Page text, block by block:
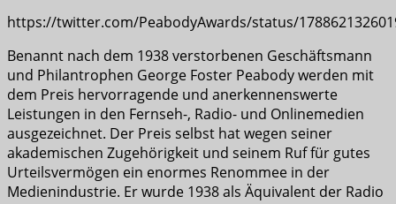
https://twitter.com/PeabodyAwards/status/
Benannt nach dem 1938 verstorbenen Geschäftsmann
und Philantrophen George Foster Peabody werden mit
dem Preis hervorragende und anerkennenswerte
Leistungen in den Fernseh-, Radio- und Onlinemedien
ausgezeichnet. Der Preis selbst hat wegen seiner
akademischen Zugehörigkeit und seinem Ruf für gutes
Urteilsvermögen ein enormes Renommee in der
Medienindustrie. Er wurde 1938 als Äquivalent der Radio